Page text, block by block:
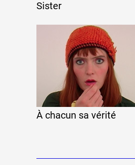
Sister
À chacun sa vérité